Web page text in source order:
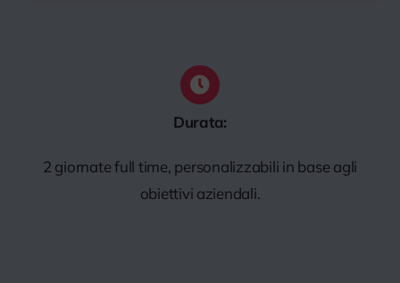
Durata:
2 giornate full time, personalizzabili in base agli
obiettivi aziendali.